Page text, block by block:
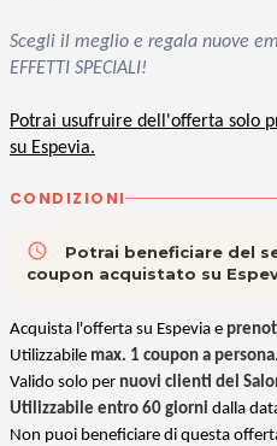
Scegli il meglio e regala nuove
EFFETTI SPECIALI!
Potrai usufruire dell'offerta solo
su Espevia.
CONDIZIONI
access_time
Potrai beneficiare del
coupon acquistato su
Acquista l'offerta su Espevia e
Utilizzabile max. 1 coupon a persona.
Valido solo per nuovi clienti del
Utilizzabile entro 60 giorni dalla
Non puoi beneficiare di questa